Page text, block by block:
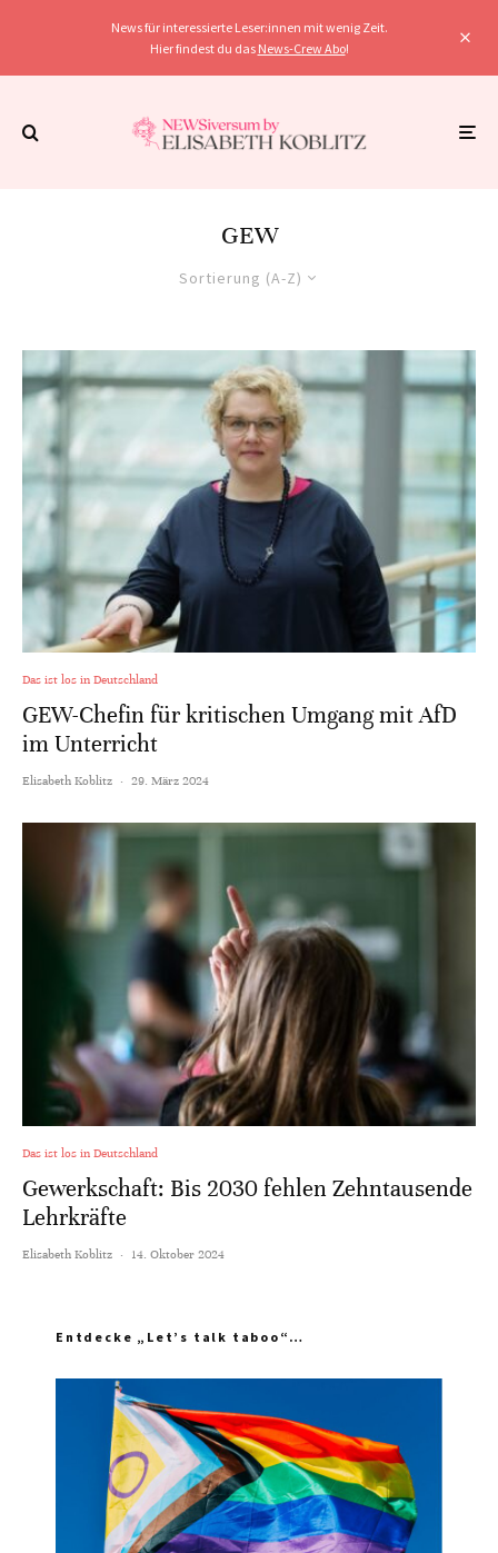
News für interessierte Leser:innen mit wenig Zeit.
Hier findest du das News-Crew Abo!
GEW
Sortierung (A-Z)
Das ist los in Deutschland
GEW-Chefin für kritischen Umgang mit AfD
im Unterricht
Elisabeth Koblitz · 29. März 2024
Das ist los in Deutschland
Gewerkschaft: Bis 2030 fehlen Zehntausende
Lehrkräfte
Elisabeth Koblitz · 14. Oktober 2024
Entdecke „Let’s talk taboo“…